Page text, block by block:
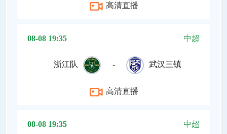
高清直播
08-08 19:35 中超
浙江队 - 武汉三镇
高清直播
08-08 19:35 中超